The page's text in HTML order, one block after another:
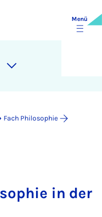
Menü
Fach Philosophie
in der